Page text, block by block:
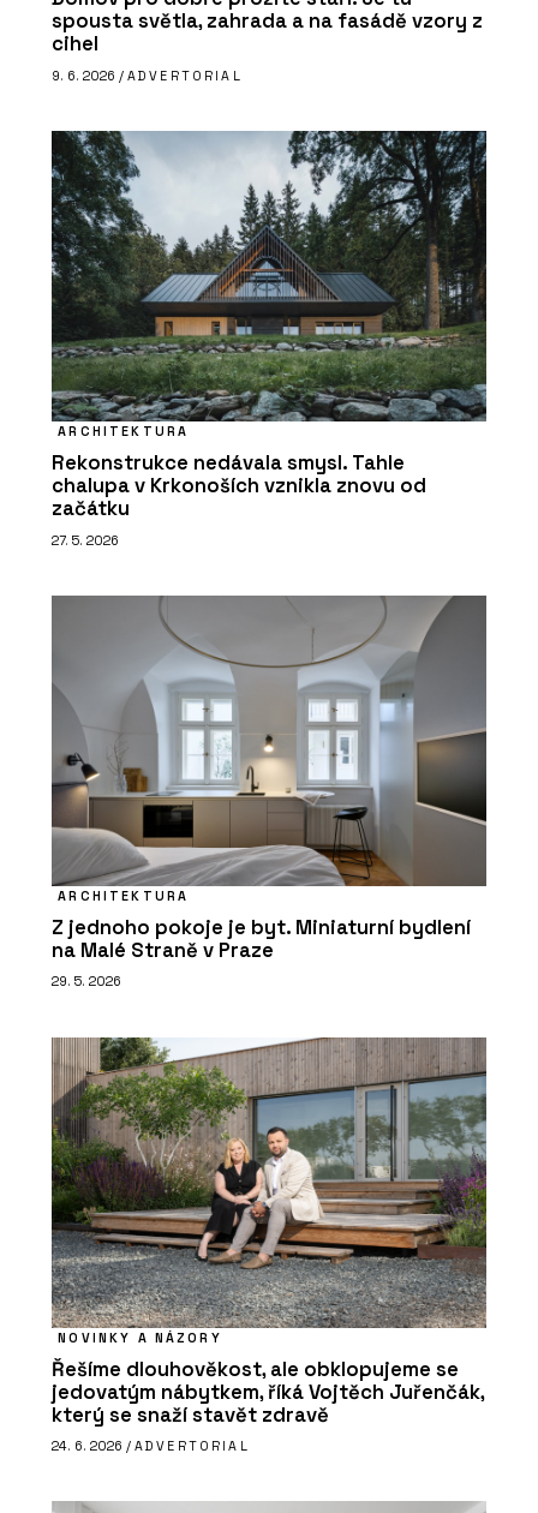
spousta světla, zahrada a na fasádě vzory z
cihel
9. 6. 2026 / ADVERTORIAL
ARCHITEKTURA
Rekonstrukce nedávala smysl. Tahle
chalupa v Krkonoších vznikla znovu od
začátku
27. 5. 2026
ARCHITEKTURA
Z jednoho pokoje je byt. Miniaturní bydlení
na Malé Straně v Praze
29. 5. 2026
NOVINKY A NÁZORY
Řešíme dlouhověkost, ale obklopujeme se
jedovatým nábytkem, říká Vojtěch Juřenčák,
který se snaží stavět zdravě
24. 6. 2026 / ADVERTORIAL